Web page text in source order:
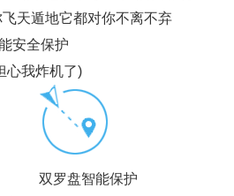
天遁地它都对你不离不弃
安全保护
心我炸机了)
双罗盘智能保护